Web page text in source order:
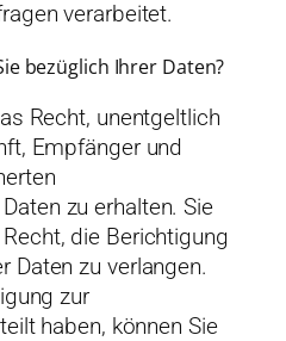
verarbeitet.
bezüglich Ihrer Daten?
Recht, unentgeltlich
Empfänger und
zu erhalten. Sie
die Berichtigung
Daten zu verlangen.
zur
haben, können Sie